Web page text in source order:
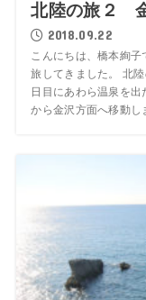
北陸の旅２
2018.09.22
こんにちは、橋本絢
旅してきました。 北
日目にあわら温泉を
から金沢方面へ移動し